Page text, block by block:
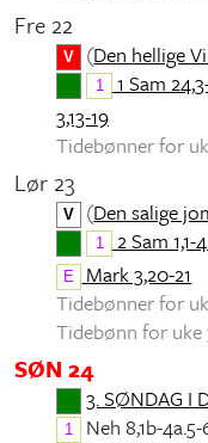
Fre 22
V (Den hellige
1 1 Sam
3,13-19
Tidebønner for
Lør 23
V (Den salige
1 2 Sam 1,1-
E
Mark 3,20-21
Tidebønner for
Tidebønn for uke
SØN 24
3. SØNDAG I
1 Neh 8,1b-